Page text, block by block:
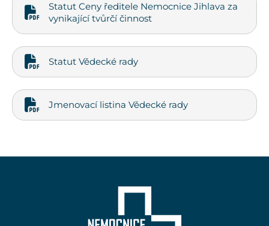
Statut Ceny ředitele Nemocnice Jihlava za
vynikající tvůrčí činnost
Statut Vědecké rady
Jmenovací listina Vědecké rady